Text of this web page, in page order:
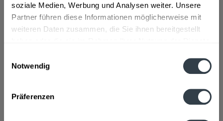
soziale Medien, Werbung und Analysen weiter. Unsere
Partner führen diese Informationen möglicherweise mit
weiteren Daten zusammen, die Sie ihnen bereitgestellt
Notwendig
Präferenzen
In denWarenkorb
Beschreibung